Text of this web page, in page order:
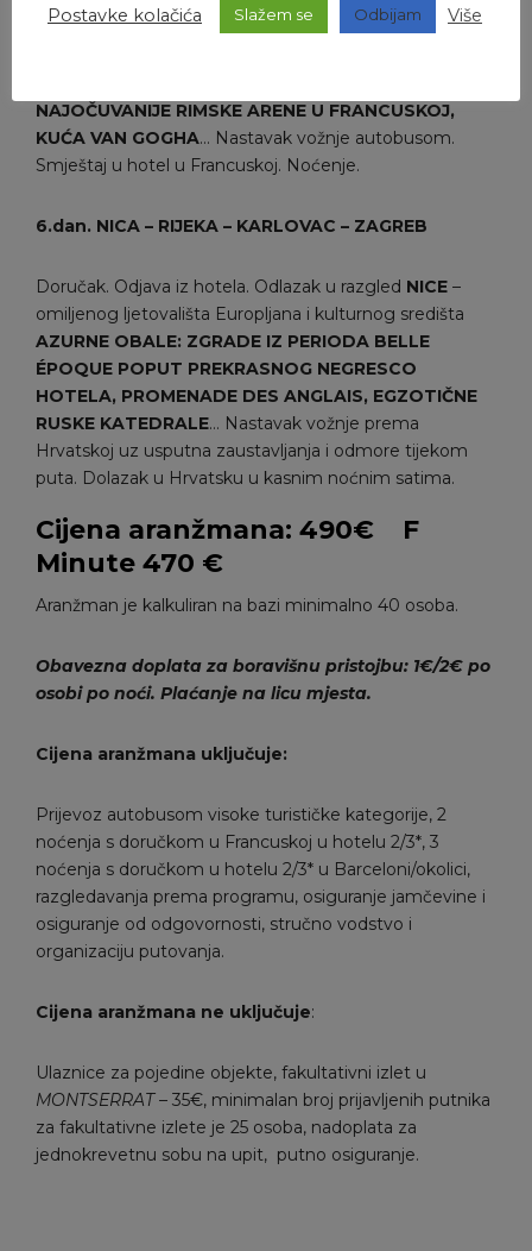
uz kraća zaustavljanja tijekom puta. Dolazak u
NAJOČUVANIJE RIMSKE ARENE U FRANCUSKOJ,
KUĆA VAN GOGHA… Nastavak vožnje autobusom.
Smještaj u hotel u Francuskoj. Noćenje.
6.dan. NICA – RIJEKA – KARLOVAC – ZAGREB
Doručak. Odjava iz hotela. Odlazak u razgled NICE –
omiljenog ljetovališta Europljana i kulturnog središta
AZURNE OBALE: ZGRADE IZ PERIODA BELLE
ÉPOQUE POPUT PREKRASNOG NEGRESCO
HOTELA, PROMENADE DES ANGLAIS, EGZOTIČNE
RUSKE KATEDRALE… Nastavak vožnje prema
Hrvatskoj uz usputna zaustavljanja i odmore tijekom
puta. Dolazak u Hrvatsku u kasnim noćnim satima.
Cijena aranžmana: 490€
F
Minute 470 €
Aranžman je kalkuliran na bazi minimalno 40 osoba.
Obavezna doplata za boravišnu pristojbu: 1€/2€ po
osobi po noći. Plaćanje na licu mjesta.
Cijena aranžmana uključuje:
Prijevoz autobusom visoke turističke kategorije, 2
noćenja s doručkom u Francuskoj u hotelu 2/3*, 3
noćenja s doručkom u hotelu 2/3* u Barceloni/okolici,
razgledavanja prema programu, osiguranje jamčevine i
osiguranje od odgovornosti, stručno vodstvo i
organizaciju putovanja.
Cijena aranžmana ne uključuje:
Ulaznice za pojedine objekte, fakultativni izlet u
MONTSERRAT – 35€, minimalan broj prijavljenih putnika
za fakultativne izlete je 25 osoba, nadoplata za
jednokrevetnu sobu na upit, putno osiguranje.
Postavke kolačića Slažem se Odbijam Više